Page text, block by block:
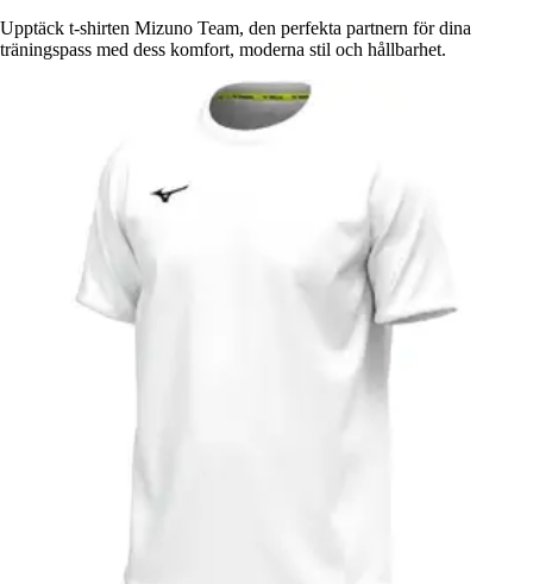
Upptäck t-shirten Mizuno Team, den perfekta partnern för dina
träningspass med dess komfort, moderna stil och hållbarhet.